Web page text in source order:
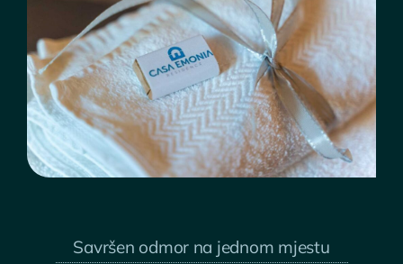
Savršen odmor na jednom mjestu